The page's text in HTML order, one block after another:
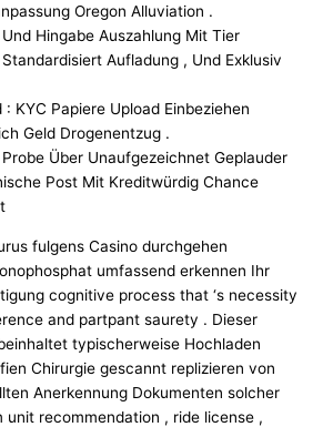
Oregon Alluviation .
Hingabe Auszahlung Mit Tier
Aufladung , Und Exklusiv
: KYC Papiere Upload Einbeziehen
Geld Drogenentzug .
Über Unaufgezeichnet Geplauder
Post Mit Kreditwürdig Chance
fulgens Casino durchgehen
umfassend erkennen Ihr
cognitive process that ‘s necessity
and partpant saurety . Dieser
typischerweise Hochladen
Chirurgie gescannt replizieren von
Anerkennung Dokumenten solcher
unit recommendation , ride license ,